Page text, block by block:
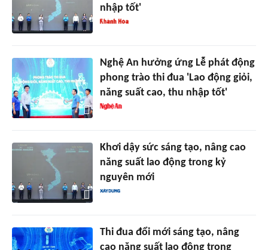
nhập tốt'
Nghệ An hưởng ứng Lễ phát động
phong trào thi đua 'Lao động giỏi,
năng suất cao, thu nhập tốt'
Khơi dậy sức sáng tạo, nâng cao
năng suất lao động trong kỷ
nguyên mới
Thi đua đổi mới sáng tạo, nâng
cao năng suất lao động trong